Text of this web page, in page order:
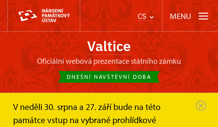
CS MENU
Valtice
oficiální webová prezentace státního zámku
DNEŠNÍ NÁVŠTĚVNÍ DOBA
V neděli 30. srpna a 27. září bude na této
památce vstup na vybrané prohlídkové
Zámek Valtice
Online vstupenky a dárkové poukazy
Dárkové poukazy